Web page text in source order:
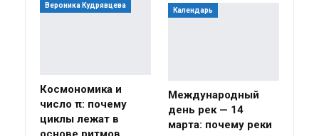
Вероника Кудрявцева
Космономика и
число π: почему
циклы лежат в
Календарь
Международный
день рек — 14
марта: почему реки